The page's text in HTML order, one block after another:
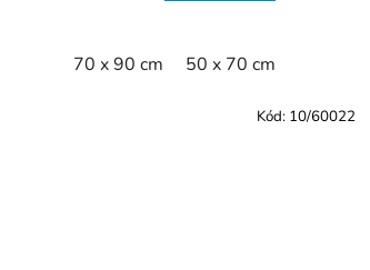
70 x 90 cm 50 x 70 cm
Kód: 10/60022